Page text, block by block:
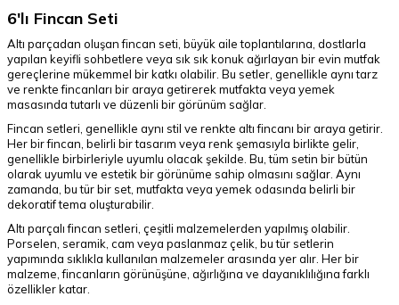
6'lı Fincan Seti
Altı parçadan oluşan fincan seti, büyük aile toplantılarına, dostlarla
yapılan keyifli sohbetlere veya sık sık konuk ağırlayan bir evin mutfak
gereçlerine mükemmel bir katkı olabilir. Bu setler, genellikle aynı tarz
ve renkte fincanları bir araya getirerek mutfakta veya yemek
masasında tutarlı ve düzenli bir görünüm sağlar.
Fincan setleri, genellikle aynı stil ve renkte altı fincanı bir araya getirir.
Her bir fincan, belirli bir tasarım veya renk şemasıyla birlikte gelir,
genellikle birbirleriyle uyumlu olacak şekilde. Bu, tüm setin bir bütün
olarak uyumlu ve estetik bir görünüme sahip olmasını sağlar. Aynı
zamanda, bu tür bir set, mutfakta veya yemek odasında belirli bir
dekoratif tema oluşturabilir.
Altı parçalı fincan setleri, çeşitli malzemelerden yapılmış olabilir.
Porselen, seramik, cam veya paslanmaz çelik, bu tür setlerin
yapımında sıklıkla kullanılan malzemeler arasında yer alır. Her bir
malzeme, fincanların görünüşüne, ağırlığına ve dayanıklılığına farklı
özellikler katar.